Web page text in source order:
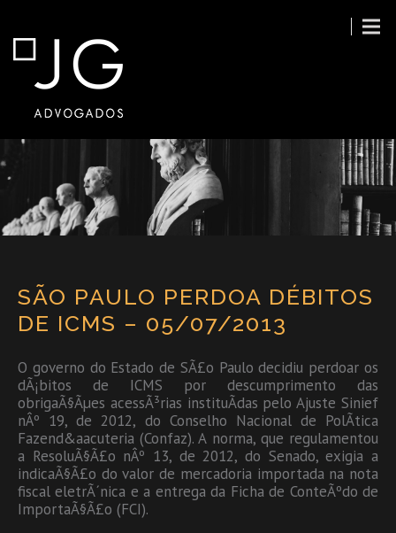
SÃO PAULO PERDOA DÉBITOS
DE ICMS – 05/07/2013
O governo do Estado de SÃ£o Paulo decidiu perdoar os
dÃ¡bitos de ICMS por descumprimento das
obrigaÃ§Ãµes acessÃ³rias instituÃ­das pelo Ajuste Sinief
nÂº 19, de 2012, do Conselho Nacional de PolÃ­tica
Fazend&aacuteria (Confaz). A norma, que regulamentou
a ResoluÃ§Ã£o nÂº 13, de 2012, do Senado, exigia a
indicaÃ§Ã£o do valor de mercadoria importada na nota
fiscal eletrÃ´nica e a entrega da Ficha de ConteÃºdo de
ImportaÃ§Ã£o (FCI).